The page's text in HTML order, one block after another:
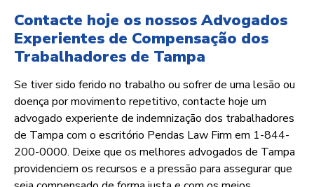
Contacte hoje os nossos Advogados
Experientes de Compensação dos
Trabalhadores de Tampa
Se tiver sido ferido no trabalho ou sofrer de uma lesão ou
doença por movimento repetitivo, contacte hoje um
advogado experiente de indemnização dos trabalhadores
de Tampa com o escritório Pendas Law Firm em 1-844-
200-0000. Deixe que os melhores advogados de Tampa
providenciem os recursos e a pressão para assegurar que